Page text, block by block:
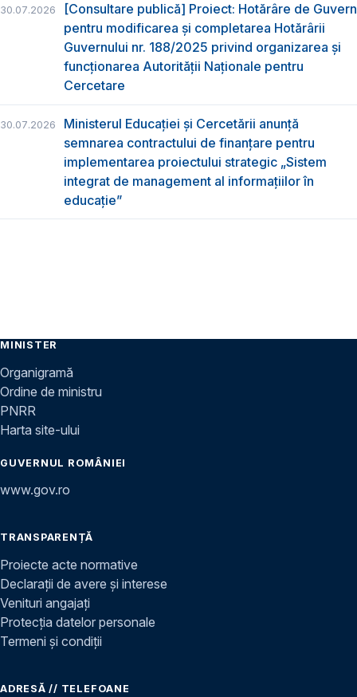
30.07.2026
[Consultare publică] Proiect: Hotărâre de Guvern
pentru modificarea și completarea Hotărârii
Guvernului nr. 188/2025 privind organizarea şi
funcţionarea Autorităţii Naţionale pentru
Cercetare
30.07.2026
Ministerul Educației și Cercetării anunță
semnarea contractului de finanțare pentru
implementarea proiectului strategic „Sistem
integrat de management al informațiilor în
educație”
MINISTER
Organigramă
Ordine de ministru
PNRR
Harta site-ului
GUVERNUL ROMÂNIEI
www.gov.ro
TRANSPARENȚĂ
Proiecte acte normative
Declarații de avere și interese
Venituri angajați
Protecția datelor personale
Termeni și condiții
ADRESĂ // TELEFOANE